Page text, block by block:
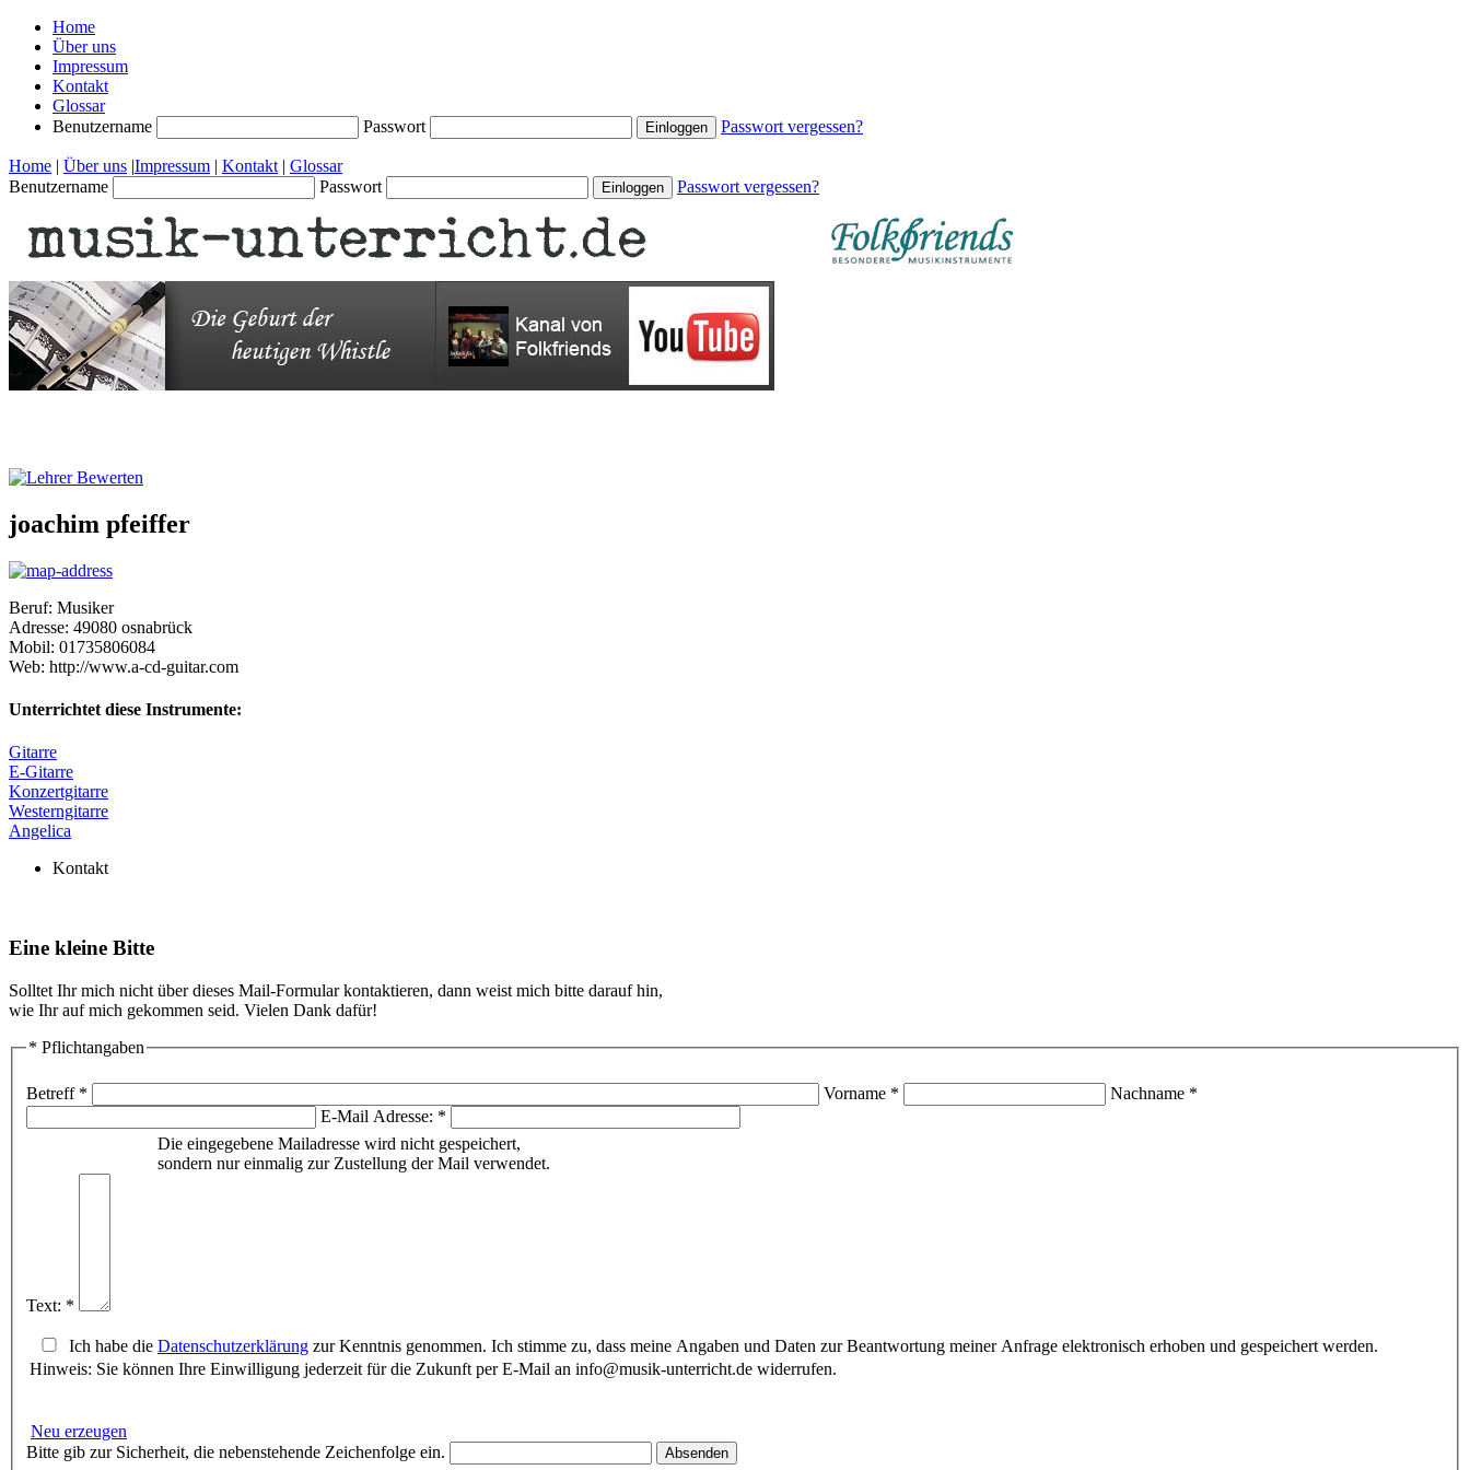
Home
Über uns
Impressum
Kontakt
Glossar
Benutzername
Passwort Passwort vergessen?
Home | Über uns |Impressum | Kontakt | Glossar
Benutzername
Passwort Passwort vergessen?
joachim pfeiffer
Beruf: Musiker
Adresse: 49080 osnabrück
Mobil: 01735806084
Web: http://www.a-cd-guitar.com
Unterrichtet diese Instrumente:
Gitarre
E-Gitarre
Konzertgitarre
Westerngitarre
Angelica
Kontakt
Eine kleine Bitte
Solltet Ihr mich nicht über dieses Mail-Formular kontaktieren, dann weist mich bitte darauf hin,
wie Ihr auf mich gekommen seid. Vielen Dank dafür!
* Pflichtangaben
Betreff * Vorname *
Nachname *
E-Mail Adresse: *
Die eingegebene Mailadresse wird nicht gespeichert,
sondern nur einmalig zur Zustellung der Mail verwendet.
Text: *
Ich habe die Datenschutzerklärung zur Kenntnis genommen. Ich stimme zu, dass meine Angaben und Daten zur Beantwortung meiner Anfrage elektronisch erhoben und gespeichert werden.
Hinweis: Sie können Ihre Einwilligung jederzeit für die Zukunft per E-Mail an info@musik-unterricht.de widerrufen.
Neu erzeugen
Bitte gib zur Sicherheit, die nebenstehende Zeichenfolge ein.